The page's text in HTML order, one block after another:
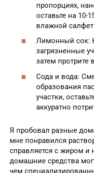
пропорциях,
оставьте на 10-
влажной
Лимонный сок:
загрязненные
затем протрите
Сода и вода:
образования
участки,
аккуратно
Я пробовал разные
мне понравился
справляется с жиром и
домашние средства
чем